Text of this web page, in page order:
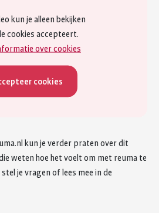
kun je alleen bekijken
cookies accepteert.
over cookies
cookies
kun je verder praten over dit
weten hoe het voelt om met reuma te
je vragen of lees mee in de